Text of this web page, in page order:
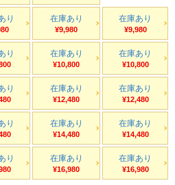
り 在庫あり
¥9,980
在庫あり
¥9,980
り 在庫あり
¥10,800
在庫あり
¥10,800
り 在庫あり
¥12,480
在庫あり
¥12,480
り 在庫あり
¥14,480
在庫あり
¥14,480
り 在庫あり
¥16,980
在庫あり
¥16,980